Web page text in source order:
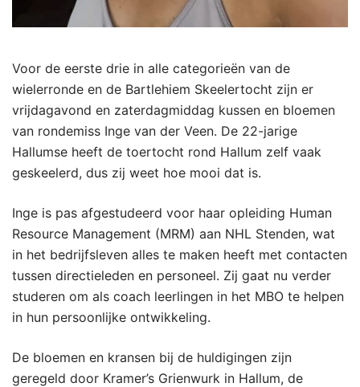
Voor de eerste drie in alle categorieën van de
wielerronde en de Bartlehiem Skeelertocht zijn er
vrijdagavond en zaterdagmiddag kussen en bloemen
van rondemiss Inge van der Veen. De 22-jarige
Hallumse heeft de toertocht rond Hallum zelf vaak
geskeelerd, dus zij weet hoe mooi dat is.
Inge is pas afgestudeerd voor haar opleiding Human
Resource Management (MRM) aan NHL Stenden, wat
in het bedrijfsleven alles te maken heeft met contacten
tussen directieleden en personeel. Zij gaat nu verder
studeren om als coach leerlingen in het MBO te helpen
in hun persoonlijke ontwikkeling.
De bloemen en kransen bij de huldigingen zijn
geregeld door Kramer’s Grienwurk in Hallum, de